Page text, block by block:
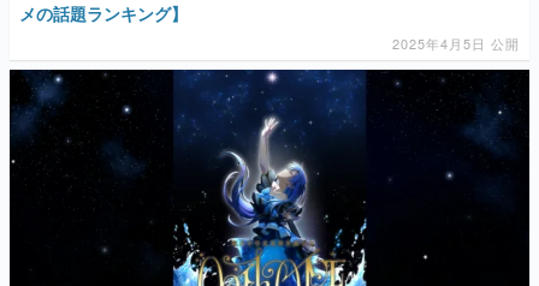
メの話題ランキング】
2025年4月5日 公開